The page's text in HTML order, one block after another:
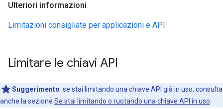
Ulteriori informazioni
Limitazioni consigliate per applicazioni e API
Limitare le chiavi API
Suggerimento :se stai limitando una chiave API già in uso, consulta
anche la sezione Se stai limitando o ruotando una chiave API in uso